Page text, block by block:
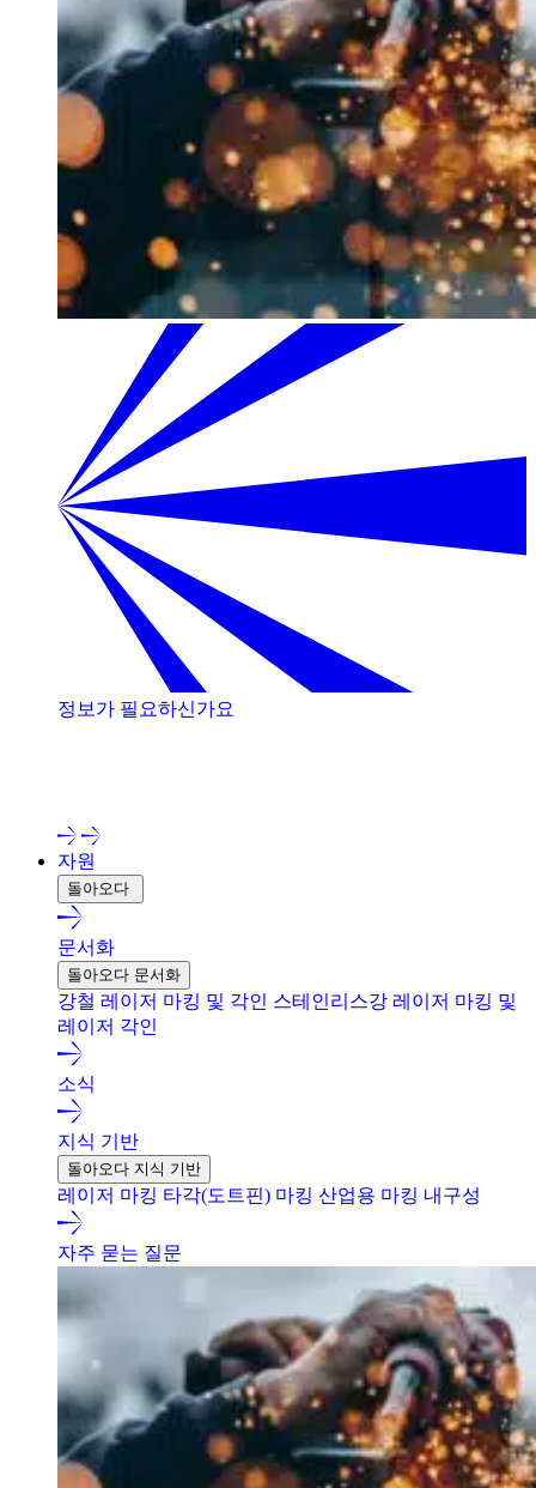
정보가 필요하신가요
자원
돌아오다
문서화
돌아오다 문서화
강철 레이저 마킹 및 각인 스테인리스강 레이저 마킹 및
레이저 각인
소식
지식 기반
돌아오다 지식 기반
레이저 마킹 타각(도트핀) 마킹 산업용 마킹 내구성
자주 묻는 질문